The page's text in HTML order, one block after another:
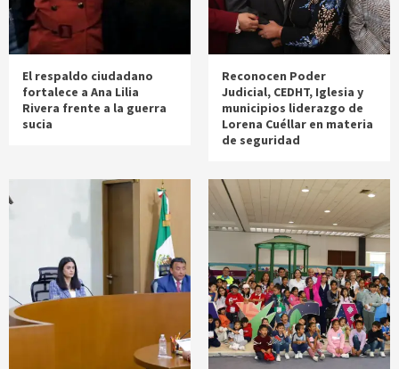
El respaldo ciudadano
fortalece a Ana Lilia
Rivera frente a la guerra
sucia
Reconocen Poder
Judicial, CEDHT, Iglesia y
municipios liderazgo de
Lorena Cuéllar en materia
de seguridad